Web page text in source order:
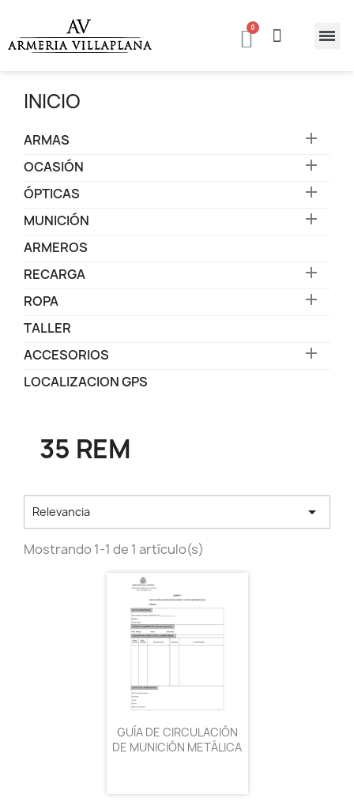
INICIO
ARMAS 
OCASIÓN 
ÓPTICAS 
MUNICIÓN 
ARMEROS
RECARGA

ROPA 
TALLER
ACCESORIOS

LOCALIZACION GPS
35 REM
Relevancia 
Mostrando 1-1 de 1 artículo(s)
GUÍA DE CIRCULACIÓN
DE MUNICIÓN METÁLICA